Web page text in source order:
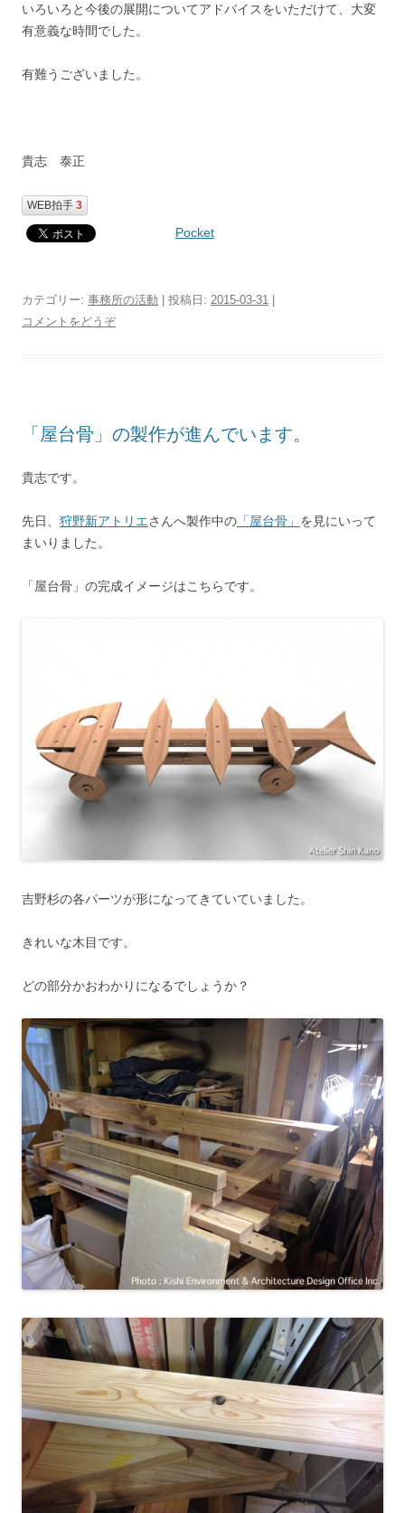
いろいろと今後の展開についてアドバイスをいただけて、大変
有意義な時間でした。
有難うございました。
貴志 泰正
WEB拍手 3
Pocket
カテゴリー: 事務所の活動 | 投稿日: 2015-03-31
コメントをどうぞ
「屋台骨」の製作が進んでいます。
貴志です。
先日、 狩野新アトリエさんへ製作中の 「屋台骨」 を見にいって
まいりました。
「屋台骨」の完成イメージはこちらです。
吉野杉の各パーツが形になってきていていました。
きれいな木目です。
どの部分かおわかりになるでしょうか？